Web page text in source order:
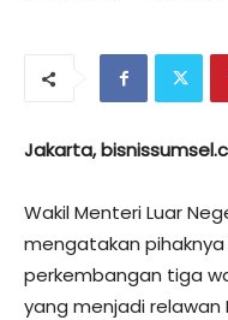
Jakarta,
Wakil Menteri Luar
mengatakan
perkembangan tiga
yang menjadi relawan